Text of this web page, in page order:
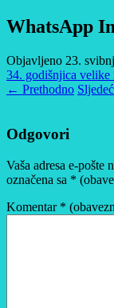
WhatsApp
Objavljeno 23.
34. godišnjica velike
← Prethodno
Odgovori
Vaša adresa e-pošte
označena sa *
Komentar *